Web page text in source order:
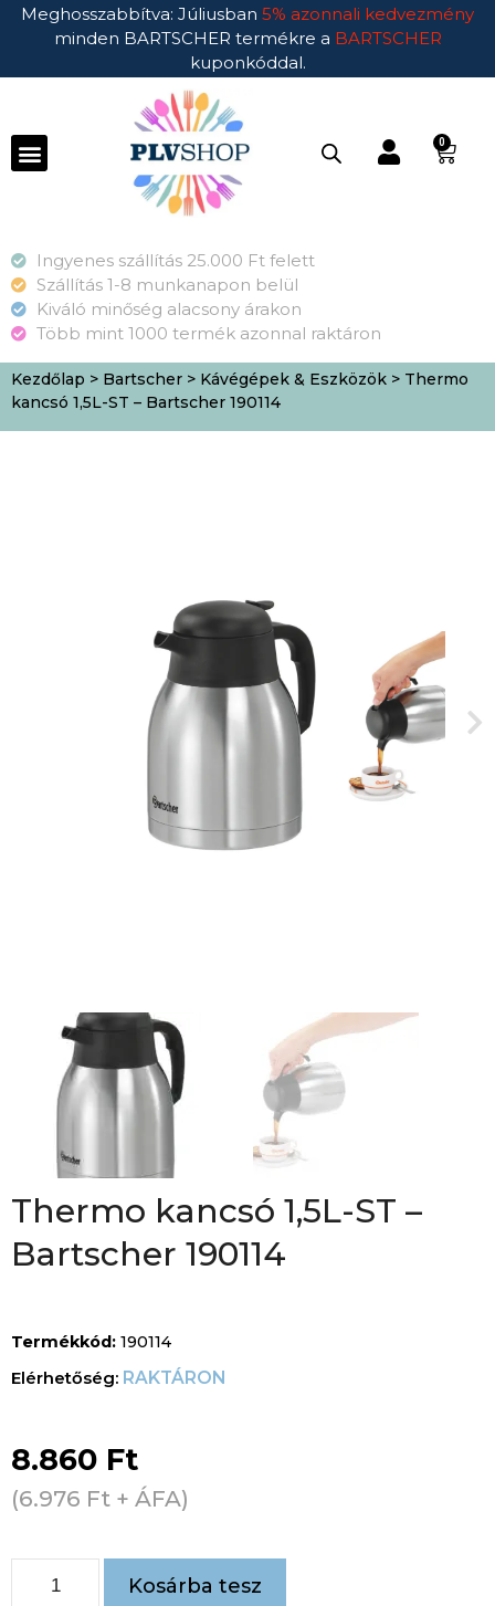
Meghosszabbítva: Júliusban 5% azonnali kedvezmény
minden BARTSCHER termékre a BARTSCHER
kuponkóddal.
0
Ingyenes szállítás 25.000 Ft felett
Szállítás 1-8 munkanapon belül
Kiváló minőség alacsony árakon
Több mint 1000 termék azonnal raktáron
Kezdőlap > Bartscher > Kávégépek & Eszközök > Thermo
kancsó 1,5L-ST – Bartscher 190114
Thermo kancsó 1,5L-ST –
Bartscher 190114
Termékkód: 190114
RAKTÁRON
8.860 Ft
(6.976 Ft + ÁFA)
Kosárba tesz